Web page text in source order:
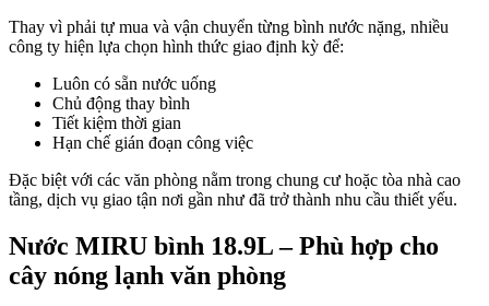
Thay vì phải tự mua và vận chuyển từng bình nước nặng, nhiều
công ty hiện lựa chọn hình thức giao định kỳ để:
Luôn có sẵn nước uống
Chủ động thay bình
Tiết kiệm thời gian
Hạn chế gián đoạn công việc
Đặc biệt với các văn phòng nằm trong chung cư hoặc tòa nhà cao
tầng, dịch vụ giao tận nơi gần như đã trở thành nhu cầu thiết yếu.
Nước MIRU bình 18.9L – Phù hợp cho
cây nóng lạnh văn phòng